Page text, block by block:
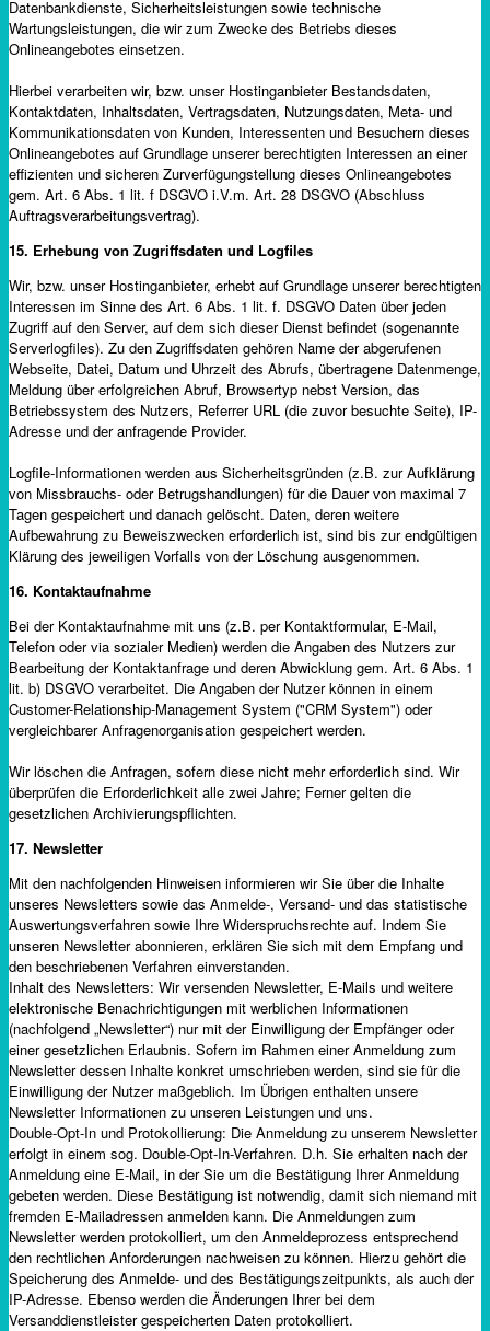
Datenbankdienste, Sicherheitsleistungen sowie technische
Wartungsleistungen, die wir zum Zwecke des Betriebs dieses
Onlineangebotes einsetzen.
Hierbei verarbeiten wir, bzw. unser Hostinganbieter Bestandsdaten,
Kontaktdaten, Inhaltsdaten, Vertragsdaten, Nutzungsdaten, Meta- und
Kommunikationsdaten von Kunden, Interessenten und Besuchern dieses
Onlineangebotes auf Grundlage unserer berechtigten Interessen an einer
effizienten und sicheren Zurverfügungstellung dieses Onlineangebotes
gem. Art. 6 Abs. 1 lit. f DSGVO i.V.m. Art. 28 DSGVO (Abschluss
Auftragsverarbeitungsvertrag).
15. Erhebung von Zugriffsdaten und Logfiles
Wir, bzw. unser Hostinganbieter, erhebt auf Grundlage unserer berechtigten
Interessen im Sinne des Art. 6 Abs. 1 lit. f. DSGVO Daten über jeden
Zugriff auf den Server, auf dem sich dieser Dienst befindet (sogenannte
Serverlogfiles). Zu den Zugriffsdaten gehören Name der abgerufenen
Webseite, Datei, Datum und Uhrzeit des Abrufs, übertragene Datenmenge,
Meldung über erfolgreichen Abruf, Browsertyp nebst Version, das
Betriebssystem des Nutzers, Referrer URL (die zuvor besuchte Seite), IP-
Adresse und der anfragende Provider.
Logfile-Informationen werden aus Sicherheitsgründen (z.B. zur Aufklärung
von Missbrauchs- oder Betrugshandlungen) für die Dauer von maximal 7
Tagen gespeichert und danach gelöscht. Daten, deren weitere
Aufbewahrung zu Beweiszwecken erforderlich ist, sind bis zur endgültigen
Klärung des jeweiligen Vorfalls von der Löschung ausgenommen.
16. Kontaktaufnahme
Bei der Kontaktaufnahme mit uns (z.B. per Kontaktformular, E-Mail,
Telefon oder via sozialer Medien) werden die Angaben des Nutzers zur
Bearbeitung der Kontaktanfrage und deren Abwicklung gem. Art. 6 Abs. 1
lit. b) DSGVO verarbeitet. Die Angaben der Nutzer können in einem
Customer-Relationship-Management System ("CRM System") oder
vergleichbarer Anfragenorganisation gespeichert werden.
Wir löschen die Anfragen, sofern diese nicht mehr erforderlich sind. Wir
überprüfen die Erforderlichkeit alle zwei Jahre; Ferner gelten die
gesetzlichen Archivierungspflichten.
17. Newsletter
Mit den nachfolgenden Hinweisen informieren wir Sie über die Inhalte
unseres Newsletters sowie das Anmelde-, Versand- und das statistische
Auswertungsverfahren sowie Ihre Widerspruchsrechte auf. Indem Sie
unseren Newsletter abonnieren, erklären Sie sich mit dem Empfang und
den beschriebenen Verfahren einverstanden.
Inhalt des Newsletters: Wir versenden Newsletter, E-Mails und weitere
elektronische Benachrichtigungen mit werblichen Informationen
(nachfolgend „Newsletter“) nur mit der Einwilligung der Empfänger oder
einer gesetzlichen Erlaubnis. Sofern im Rahmen einer Anmeldung zum
Newsletter dessen Inhalte konkret umschrieben werden, sind sie für die
Einwilligung der Nutzer maßgeblich. Im Übrigen enthalten unsere
Newsletter Informationen zu unseren Leistungen und uns.
Double-Opt-In und Protokollierung: Die Anmeldung zu unserem Newsletter
erfolgt in einem sog. Double-Opt-In-Verfahren. D.h. Sie erhalten nach der
Anmeldung eine E-Mail, in der Sie um die Bestätigung Ihrer Anmeldung
gebeten werden. Diese Bestätigung ist notwendig, damit sich niemand mit
fremden E-Mailadressen anmelden kann. Die Anmeldungen zum
Newsletter werden protokolliert, um den Anmeldeprozess entsprechend
den rechtlichen Anforderungen nachweisen zu können. Hierzu gehört die
Speicherung des Anmelde- und des Bestätigungszeitpunkts, als auch der
IP-Adresse. Ebenso werden die Änderungen Ihrer bei dem
Versanddienstleister gespeicherten Daten protokolliert.